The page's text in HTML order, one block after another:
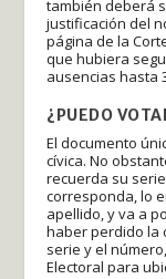
también deberá
justificación del
página de la
que hubiera
ausencias hasta
¿PUEDO
El documento
cívica. No
recuerda su
corresponda, lo
apellido, y va a
haber perdido la
serie y el
Electoral para